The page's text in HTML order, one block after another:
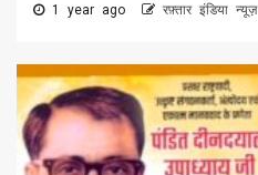
1 year ago रफ़्तार इंडिया न्यूज़